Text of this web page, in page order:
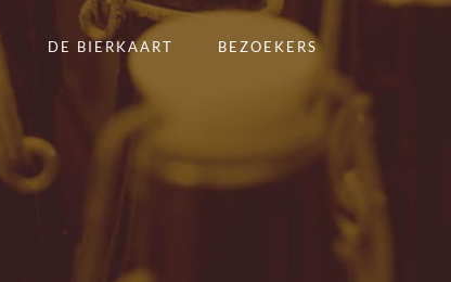
DE BIERKAART BEZOEKERS